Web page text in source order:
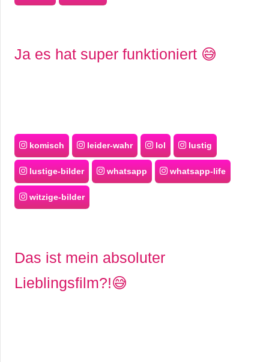
Ja es hat super funktioniert 😅
komisch leider-wahr lol lustig
lustige-bilder whatsapp whatsapp-life
witzige-bilder
Das ist mein absoluter
Lieblingsfilm?!😅